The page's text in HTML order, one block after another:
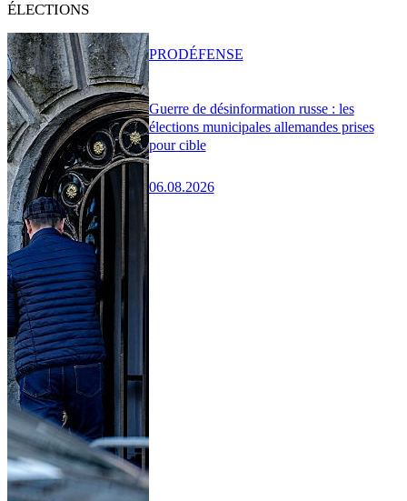
ÉLECTIONS
Guerre de désinformation russe : les
élections municipales allemandes prises
pour cible
06.08.2026
PRODÉFENSE